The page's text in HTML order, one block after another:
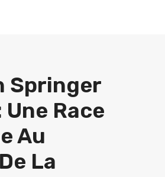
Springer
Race
Au
La